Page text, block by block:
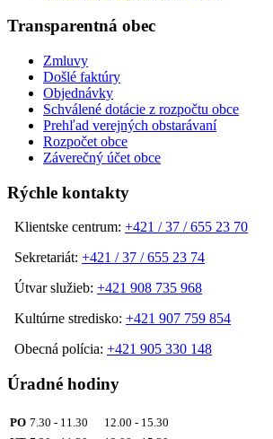
Transparentná obec
Zmluvy
Došlé faktúry
Objednávky
Schválené dotácie z rozpočtu obce
Prehľad verejných obstarávaní
Rozpočet obce
Záverečný účet obce
Rýchle kontakty
Klientske centrum: +421 / 37 / 655 23 70
Sekretariát: +421 / 37 / 655 23 74
Útvar služieb: +421 908 735 968
Kultúrne stredisko: +421 907 759 854
Obecná polícia: +421 905 330 148
Úradné hodiny
PO 7.30 - 11.30 12.00 - 15.30